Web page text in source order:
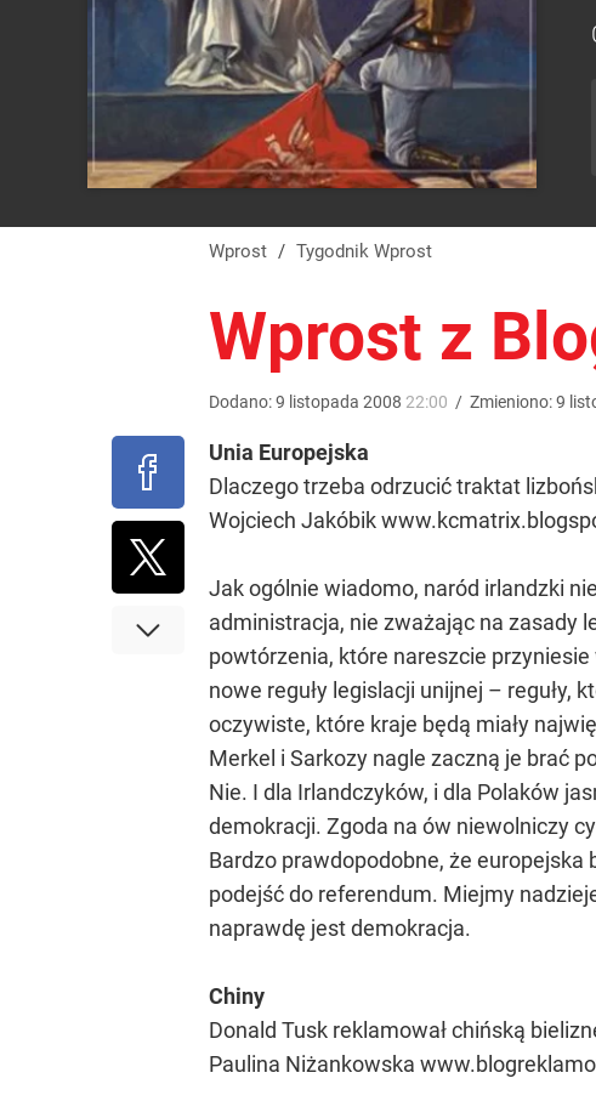
Wprost / Tygodnik Wprost
Wprost z
Dodano:9 listopada 2008 22:00 / Zmieniono:9
Unia Europejska
Dlaczego trzeba odrzucić traktat
Wojciech Jakóbik
Jak ogólnie wiadomo, naród irlandzki
administracja, nie zważając na zasady
powtórzenia, które nareszcie
nowe reguły legislacji unijnej – reguły,
oczywiste, które kraje będą miały
Merkel i Sarkozy nagle zaczną je brać
Nie. I dla Irlandczyków, i dla Polaków
demokracji. Zgoda na ów niewolniczy
Bardzo prawdopodobne, że
podejść do referendum. Miejmy
naprawdę jest demokracja.
Chiny
Donald Tusk reklamował chińską
Paulina Niżankowska